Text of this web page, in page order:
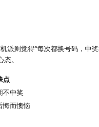
派则觉得“每次都换号码，中
。
点
不中奖
悔而懊恼